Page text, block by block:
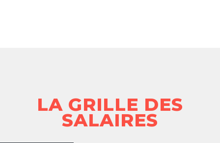
LA GRILLE DES
SALAIRES